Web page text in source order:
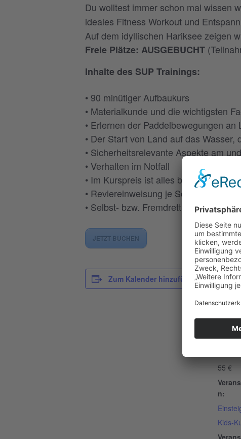
Du wolltest immer schon mal wissen
ideales Fitness Workout und
Auf dem idyllischen Hariksee zeigen
Freie Plätze: AUSGEBUCHT
Inhalte des SUP Trainings:
• 90 minütiger Aufbaukurs
• Materialkunde und die wichtigsten
• Erlernen der Paddelbewegungen an
• Der Start von Land auf das
• Sicherheitsrelevante Aspekte am
• Verhalten im Notfall
• Im Kurspreis ist alles benötigte
• Reviereinweisung je Schulungsort
• Selbst- bzw. Fremdrettung
JETZT BUCHEN
Zum Kalender hinzufügen
28.
Zeit:
14:00
55 €
n:
Kids-